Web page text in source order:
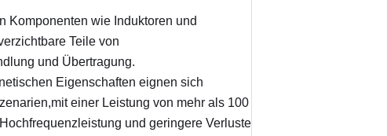
Komponenten wie Induktoren und
Teile von
und Übertragung.
Eigenschaften eignen sich
einer Leistung von mehr als 100
und geringere Verluste